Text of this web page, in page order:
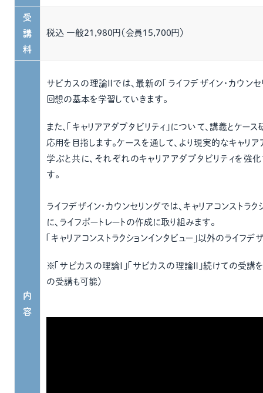
受
講
料
税込 一般21,980円（会員15,700円）
内
容
サビカスの理論Ⅱでは、最新の「ライフデザイン・カウン
回想の基本を学習していきます。
また、「キャリアアダプタビリティ」について、講義とケー
応用を目指します。ケースを通して、より現実的なキャリ
学ぶと共に、それぞれのキャリアアダプタビリティを強
す。
ライフデザイン・カウンセリングでは、キャリアコンストラ
に、ライフポートレートの作成に取り組みます。
「キャリアコンストラクションインタビュー」以外のライフ
※「サビカスの理論Ⅰ」「サビカスの理論Ⅱ」続けての受講
の受講も可能）